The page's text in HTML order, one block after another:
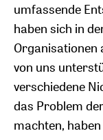
umfassende
haben sich in
Organisationen
von uns
verschiedene
das Problem
machten,